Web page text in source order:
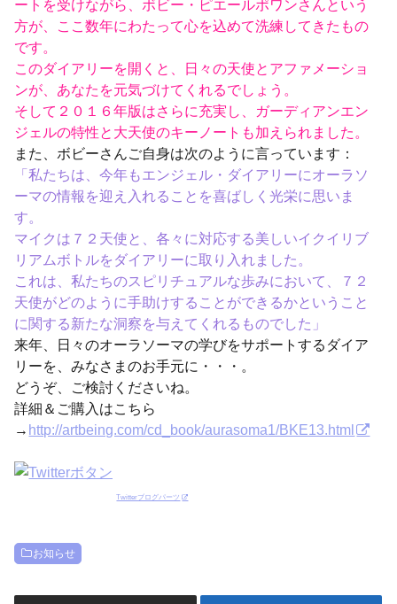
ートを受けながら、ボビー・ピエールポワンさんという
方が、ここ数年にわたって心を込めて洗練してきたもの
です。
このダイアリーを開くと、日々の天使とアファメーショ
ンが、あなたを元気づけてくれるでしょう。
そして２０１６年版はさらに充実し、ガーディアンエン
ジェルの特性と大天使のキーノートも加えられました。
また、ボビーさんご自身は次のように言っています：
「私たちは、今年もエンジェル・ダイアリーにオーラソ
ーマの情報を迎え入れることを喜ばしく光栄に思いま
す。
マイクは７２天使と、各々に対応する美しいイクイリブ
リアムボトルをダイアリーに取り入れました。
これは、私たちのスピリチュアルな歩みにおいて、７２
天使がどのように手助けすることができるかということ
に関する新たな洞察を与えてくれるものでした」
来年、日々のオーラソーマの学びをサポートするダイア
リーを、みなさまのお手元に・・・。
どうぞ、ご検討くださいね。
詳細＆ご購入はこちら
→ http://artbeing.com/cd_book/aurasoma1/BKE13.html
Twitterブログパーツ
お知らせ